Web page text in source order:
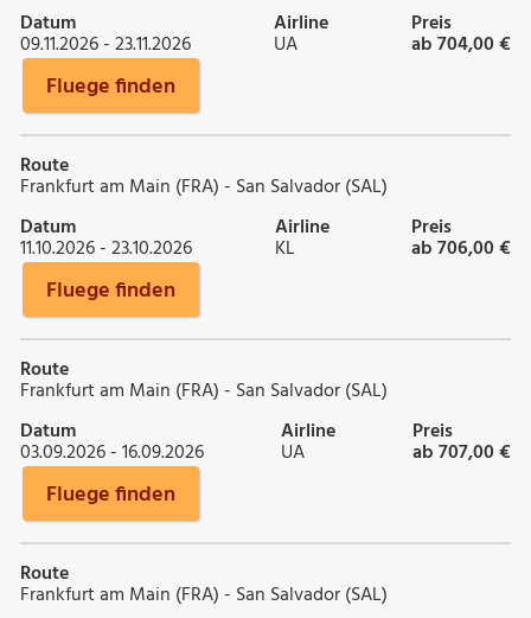
Datum
09.11.2026 - 23.11.2026
Airline
UA
Preis
ab 704,00 €
Fluege finden
Route
Frankfurt am Main (FRA) - San Salvador (SAL)
Datum
11.10.2026 - 23.10.2026
Airline
KL
Preis
ab 706,00 €
Fluege finden
Route
Frankfurt am Main (FRA) - San Salvador (SAL)
Datum
03.09.2026 - 16.09.2026
Airline
UA
Preis
ab 707,00 €
Fluege finden
Route
Frankfurt am Main (FRA) - San Salvador (SAL)